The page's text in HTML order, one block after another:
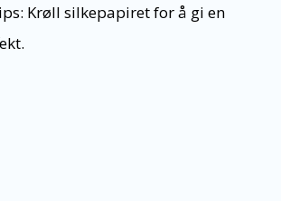
Krøll silkepapiret for å gi en